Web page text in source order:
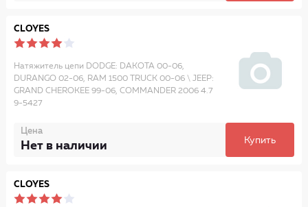
CLOYES
Натяжитель цепи DODGE: DAKOTA 00-06,
DURANGO 02-06, RAM 1500 TRUCK 00-06 \ JEEP:
GRAND CHEROKEE 99-06, COMMANDER 2006 4.7
9-5427
Цена
Нет в наличии Купить
CLOYES